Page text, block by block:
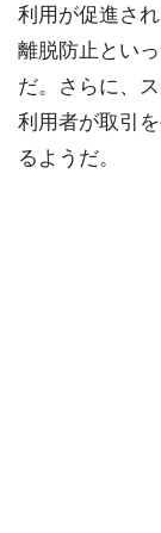
利用が促進さ
離脱防止とい
だ。さらに、
利用者が取引
るようだ。